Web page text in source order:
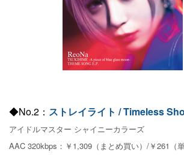
◆No.2： ストレイライト / Timeless
アイドルマスター シャイニーカラーズ
AAC 320kbps：￥1,309（まとめ買い）/￥261（